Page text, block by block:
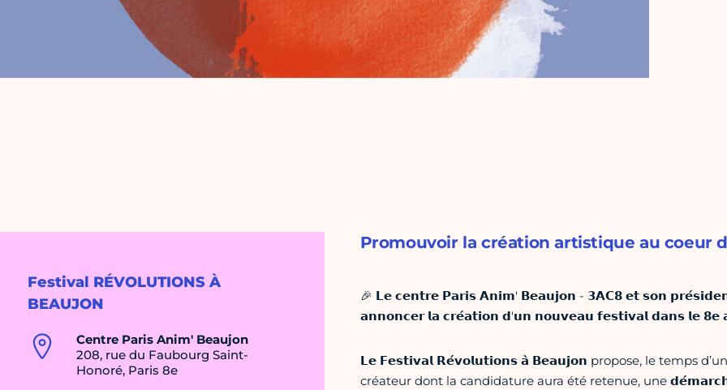
Festival RÉVOLUTIONS À
BEAUJON
Centre Paris Anim' Beaujon
208, rue du Faubourg Saint-
Honoré, Paris 8e
Promouvoir la création artistique au coeur
🎉 𝗟𝗲 𝗰𝗲𝗻𝘁𝗿𝗲 𝗣𝗮𝗿𝗶𝘀 𝗔𝗻𝗶𝗺' 𝗕𝗲𝗮𝘂𝗷𝗼𝗻 - 𝟯𝗔𝗖𝟴 𝗲𝘁 𝘀𝗼𝗻
𝗮𝗻𝗻𝗼𝗻𝗰𝗲𝗿 𝗹𝗮 𝗰𝗿𝗲́𝗮𝘁𝗶𝗼𝗻 𝗱'𝘂𝗻 𝗻𝗼𝘂𝘃𝗲𝗮𝘂 𝗳𝗲𝘀𝘁𝗶𝘃𝗮𝗹 𝗱𝗮𝗻𝘀 𝗹𝗲
𝗟𝗲 𝗙𝗲𝘀𝘁𝗶𝘃𝗮𝗹 𝗥𝗲́𝘃𝗼𝗹𝘂𝘁𝗶𝗼𝗻𝘀 𝗮̀ 𝗕𝗲𝗮𝘂𝗷𝗼𝗻 propose, le temps
créateur dont la candidature aura été retenue, une